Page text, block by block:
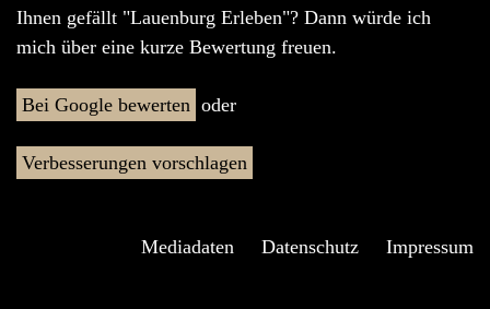
Ihnen gefällt "Lauenburg Erleben"? Dann würde ich
mich über eine kurze Bewertung freuen.
Bei Google bewerten oder
Verbesserungen vorschlagen
Mediadaten Datenschutz Impressum